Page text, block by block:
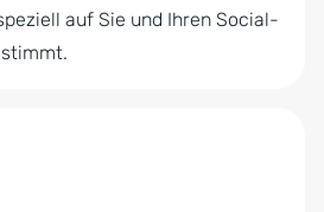
auf Sie und Ihren Social-